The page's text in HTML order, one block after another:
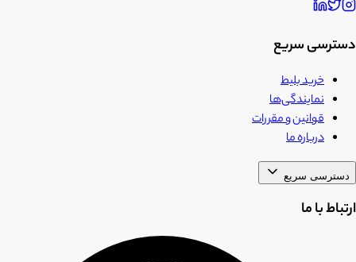
دسترسی سریع
خرید بلیط
نمایندگی‌ها
قوانین و مقررات
درباره ما
دسترسی سریع
ارتباط با ما